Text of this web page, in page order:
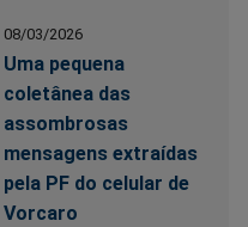
08/03/2026
Uma pequena
coletânea das
assombrosas
mensagens extraídas
pela PF do celular de
Vorcaro